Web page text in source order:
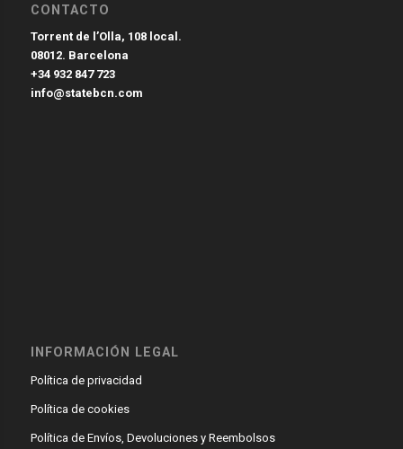
CONTACTO
Torrent de l’Olla, 108 local.
08012. Barcelona
+34 932 847 723
info@statebcn.com
INFORMACIÓN LEGAL
Política de privacidad
Política de cookies
Política de Envíos, Devoluciones y Reembolsos